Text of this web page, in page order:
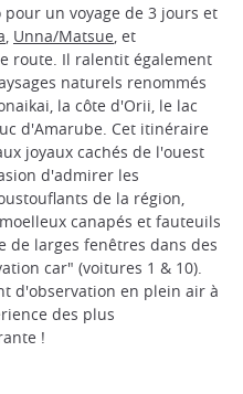
un voyage de 3 jours et
, Unna/Matsue, et
route. Il ralentit également
naturels renommés
la côte d'Orii, le lac
d'Amarube. Cet itinéraire
joyaux cachés de l'ouest
d'admirer les
de la région,
canapés et fauteuils
de larges fenêtres dans des
car" (voitures 1 & 10).
d'observation en plein air à
des plus
!